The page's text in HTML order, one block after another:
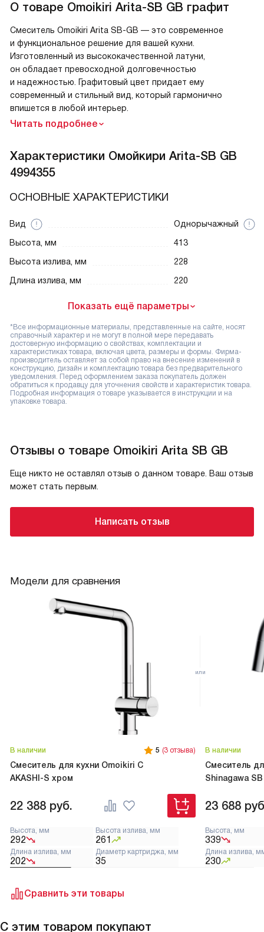
О товаре Omoikiri Arita-SB GB графит
Смеситель Omoikiri Arita SB-GB — это современное
и функциональное решение для вашей кухни.
Изготовленный из высококачественной латуни,
он обладает превосходной долговечностью
и надежностью. Графитовый цвет придает ему
современный и стильный вид, который гармонично
впишется в любой интерьер.
Читать подробнее
Характеристики Омойкири Arita-SB GB
4994355
ОСНОВНЫЕ ХАРАКТЕРИСТИКИ
Вид
Однорычажный
Высота, мм
413
Высота излива, мм
228
Длина излива, мм
220
Показать ещё параметры
*Все информационные материалы, представленные на сайте, носят
справочный характер и не могут в полной мере передавать
достоверную информацию о свойствах, комплектации и
характеристиках товара, включая цвета, размеры и формы. Фирма-
производитель оставляет за собой право на внесение изменений в
конструкцию, дизайн и комплектацию товара без предварительного
уведомления. Перед оформлением заказа покупатель должен
обратиться к продавцу для уточнения свойств и характеристик товара.
Подробная информация о товаре указывается в инструкции и на
упаковке товара.
Отзывы о товаре Omoikiri Arita SB GB
Еще никто не оставлял отзыв о данном товаре. Ваш отзыв
может стать первым.
Написать отзыв
Модели для сравнения
Сравнить эти товары
В наличии 5 (3 отзыва)
Смеситель для кухни Omoikiri C
AKASHI-S хром
22 388 руб.
Высота, мм
292
Высота излива, мм
261
Длина излива, мм
202
Диаметр картриджа, мм
35
В наличии
Смеситель
Shinagawa
23 688
Высота, мм
339
Длина излива,
230
С этим товаром покупают